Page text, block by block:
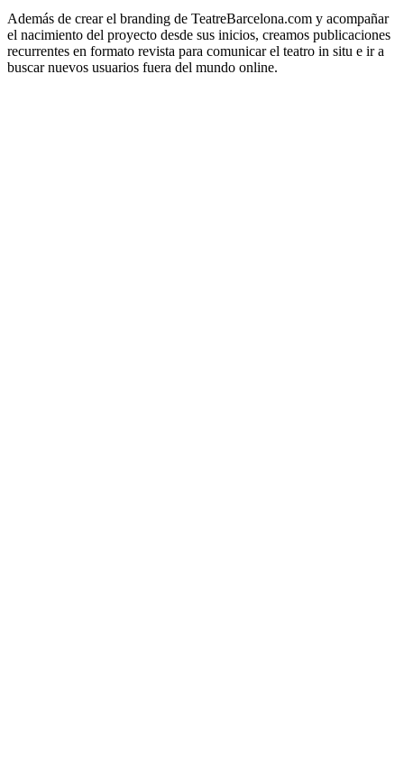
Además de crear el branding de TeatreBarcelona.com y acompañar
el nacimiento del proyecto desde sus inicios, creamos publicaciones
recurrentes en formato revista para comunicar el teatro in situ e ir a
buscar nuevos usuarios fuera del mundo online.